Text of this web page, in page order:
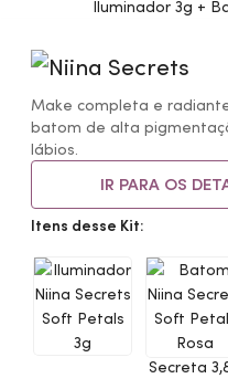
Make completa e
batom de alta
lábios.
IR PARA OS
Itens desse Kit: